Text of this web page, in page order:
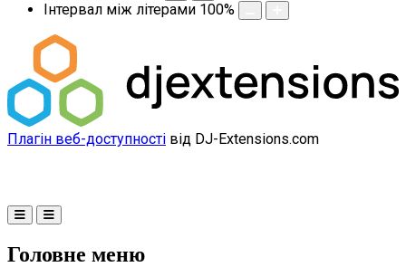
Інтервал між літерами 100%
Плагін веб-доступності від DJ-Extensions.com
Головне меню